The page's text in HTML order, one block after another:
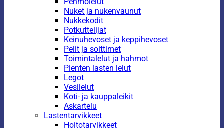
Nuket ja nukenvaunut
Nukkekodit
Potkuttelijat
Keinuhevoset ja keppihevoset
Pelit ja soittimet
Toimintalelut ja hahmot
Pienten lasten lelut
Legot
Vesilelut
Koti- ja kauppaleikit
Askartelu
Lastentarvikkeet
Hoitotarvikkeet